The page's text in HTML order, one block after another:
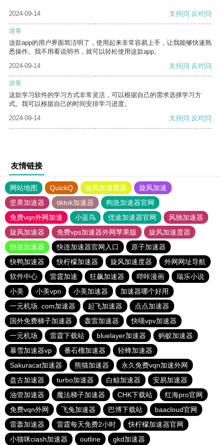
2024-09-14 支持[0] 反对[0]
游客
这款app的用户界面简洁明了，使用起来非常容易上手，让我能够快速熟
悉操作。我不用看说明书，就可以轻松使用这款app。
2024-09-14
支持[0] 反对[0]
游客
这款学习软件的学习方式非常灵活，可以根据自己的需求选择学习方
式。我可以根据自己的时间安排学习进度。
2024-09-14
支持[0] 反对[0]
友情链接
网站地图 QuickQ 旋风加速度器
旋风加速
坚果加速器
tiktok加速器
狗急加速器官网
免费vqn外网加速
小蓝鸟 优途加速器官网
风驰加速器
旋风加速器
免费vps加速器外网苹果版
旋风加速度器
快连加速器
快连加速器官网入口
原子加速器
快鸭加速器
快柠檬加速器 旋风加速度器
外网网址导航
软件中心
雷霆加速 狂飙加速器 哔咔漫画
瑞乐小说
小美
小美vpn 小美加速器
加速器哪个好用
一元机场. com加速器
起飞加速器
点点加速器
国外免费梯子加速器
轰雷加速器
快喵vpv加速器
一元机场
雷霆下载站 bluelayer加速器
蚂蚁加速器
暴雪加速器vp
番石榴加速器
轻蜂加速器
Sakuracat加速器
熊猫加速器
永久免费vqn加速外网
盘古加速器
turbo加速器 白鲸加速器
安易加速器
油管加速器
魔法梯子加速器 CHK下载站
红海pro官网
免费vqn外网
飞兔加速器 巴博下载站
baacloud官网
雷轰加速器
雷霆每天免费2小时
快柠檬加速器官网
小猫咪ciash加速器
outline gkd加速器